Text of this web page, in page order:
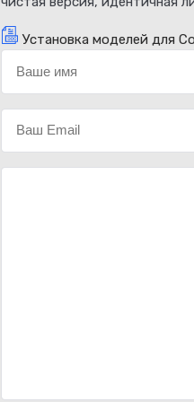
Установка моделей для